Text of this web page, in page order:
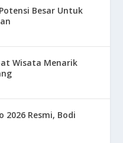
Besar Untuk
Wisata Menarik
2026 Resmi, Bodi